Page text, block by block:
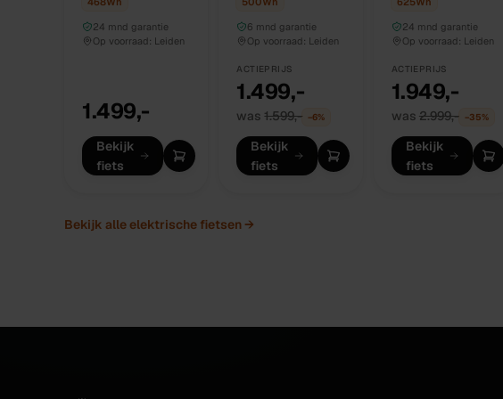
24 mnd garantie
Op voorraad: Leiden
1.499,-
Bekijk
fiets
500wh 56 cm
6 mnd garantie
Op voorraad: Leiden
ACTIEPRIJS
1.499,-
was 1.599,- −6%
Bekijk
fiets
24 mnd garantie
Op voorraad: Leiden
ACTIEPRIJS
1.949,-
was 2.999,- −35%
Bekijk
fiets
Bekijk alleelektrische fietsen →